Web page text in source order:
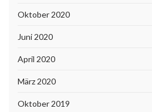
Oktober 2020
Juni 2020
April 2020
März 2020
Oktober 2019